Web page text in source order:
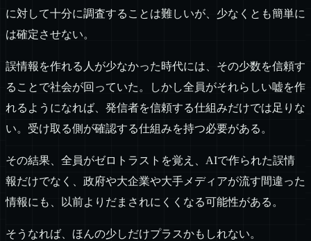
に対して十分に調査することは難しいが、少なくとも簡単に
は確定させない。
誤情報を作れる人が少なかった時代には、その少数を信頼す
ることで社会が回っていた。しかし全員がそれらしい嘘を作
れるようになれば、発信者を信頼する仕組みだけでは足りな
い。受け取る側が確認する仕組みを持つ必要がある。
その結果、全員がゼロトラストを覚え、AIで作られた誤情
報だけでなく、政府や大企業や大手メディアが流す間違った
情報にも、以前よりだまされにくくなる可能性がある。
そうなれば、ほんの少しだけプラスかもしれない。